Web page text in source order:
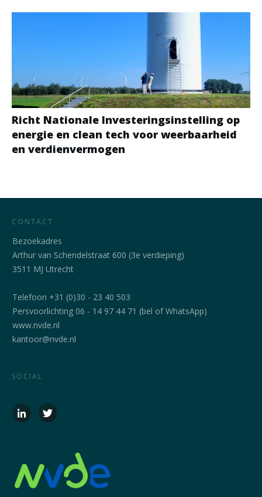
Richt Nationale Investeringsinstelling op
energie en clean tech voor weerbaarheid
en verdienvermogen
CONTACT
Bezoekadres
Arthur van Schendelstraat 600 (3e verdieping)
3511 MJ Utrecht
Telefoon +31 (0)30 - 23 40 503
Persvoorlichting 06 - 14 97 44 71 (bel of WhatsApp)
www.nvde.nl
kantoor@nvde.nl
SOCIAL